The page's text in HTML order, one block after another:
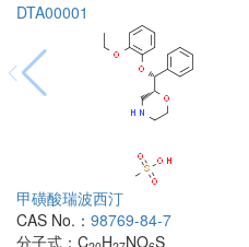
DTA00001
甲磺酸瑞波西汀
CAS No.： 98769-84-7
分子式： C H NO S